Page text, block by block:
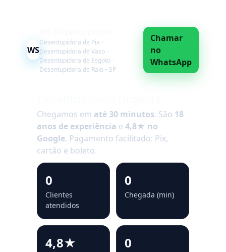
WS
Desentupidora de Pia -
Desentupidora de Vaso -
Desentupidora de Esgoto -
Desentupidora de Ralo • SP
Chamar
no
WhatsApp
Chegamos em até 30 minutos. São 18
anos de experiência e 4,8★ no
Google. Pagamento facilitado: Pix,
cartão e boleto.
0
Clientes
atendidos
0
Chegada (min)
4,8★ 0